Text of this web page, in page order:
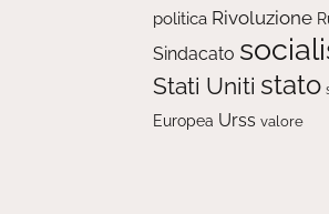
politica Rivoluzione
Sindacato
Stati Uniti stato
Europea Urss valore